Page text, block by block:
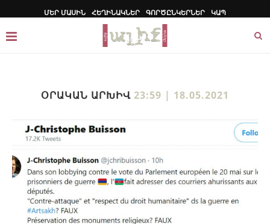
ՄԵՐ ՄԱՍԻՆ ՀԵՂԻՆԱԿՆԵՐ ԳՈՐԾԸՆԿԵՐՆԵՐ ԿԱՊ
ՕՐԱԿԱՆ ԱՐԽԻՎ 23:59 | 18.05.2021